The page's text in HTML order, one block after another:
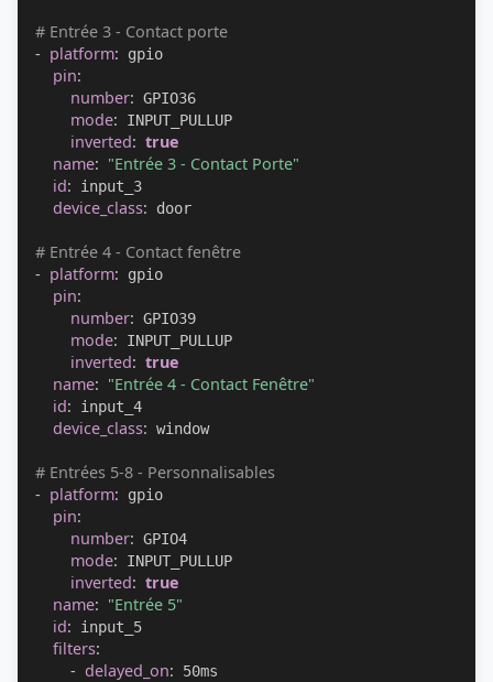
# Entrée 3 - Contact porte
- platform: gpio
pin:
number: GPIO36
mode: INPUT_PULLUP
inverted: true
name: "Entrée 3 - Contact Porte"
id: input_3
device_class: door
# Entrée 4 - Contact fenêtre
- platform: gpio
pin:
number: GPIO39
mode: INPUT_PULLUP
inverted: true
name: "Entrée 4 - Contact Fenêtre"
id: input_4
device_class: window
# Entrées 5-8 - Personnalisables
- platform: gpio
pin:
number: GPIO4
mode: INPUT_PULLUP
inverted: true
name: "Entrée 5"
id: input_5
filters:
- delayed_on: 50ms